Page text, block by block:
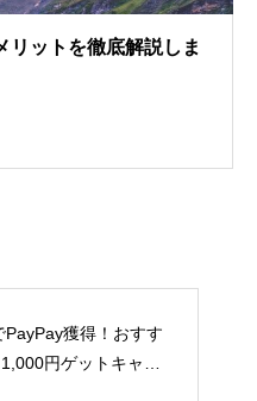
リットを徹底解説しま
PayPay獲得！おすす
円ゲットキャン